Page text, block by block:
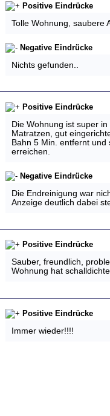
Positive Eindrücke
Tolle Wohnung, saubere
Negative Eindrücke
Nichts gefunden..
Positive Eindrücke
Die Wohnung ist super
Matratzen, gut
Bahn 5 Min. entfernt
erreichen.
Negative Eindrücke
Die Endreinigung war
Anzeige deutlich dabei
Positive Eindrücke
Sauber, freundlich,
Wohnung hat
Positive Eindrücke
Immer wieder!!!!